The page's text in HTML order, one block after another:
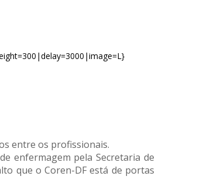
entre os profissionais.
enfermagem pela Secretaria de
que o Coren-DF está de portas